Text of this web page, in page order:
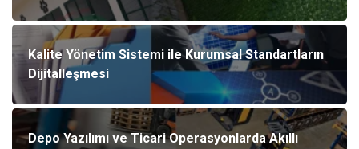
Kalite Yönetim Sistemi ile Kurumsal Standartların
Dijitalleşmesi
Depo Yazılımı ve Ticari Operasyonlarda Akıllı